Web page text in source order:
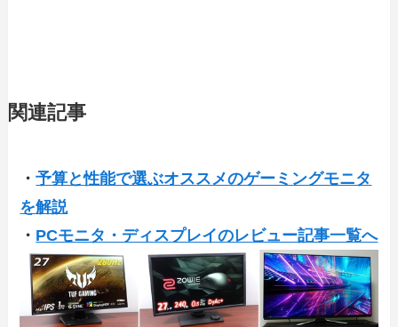
関連記事
・予算と性能で選ぶオススメのゲーミングモニタ
を解説
・ PCモニタ・ディスプレイのレビュー記事一覧へ